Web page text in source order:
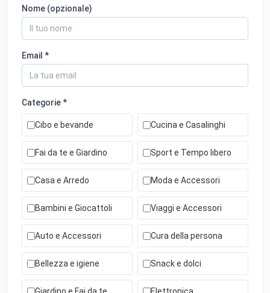
Nome (opzionale)
Email *
Categorie *
Cibo e bevande Cucina e Casalinghi
Fai da te e Giardino Sport e Tempo libero
Casa e Arredo Moda e Accessori
Bambini e Giocattoli Viaggi e Accessori
Auto e Accessori Cura della persona
Bellezza e igiene Snack e dolci